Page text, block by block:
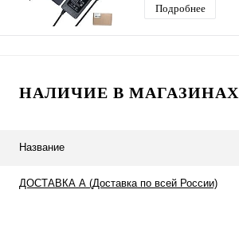
Подробнее
НАЛИЧИЕ В МАГАЗИНАХ
Название
ДОСТАВКА А (Доставка по всей России)